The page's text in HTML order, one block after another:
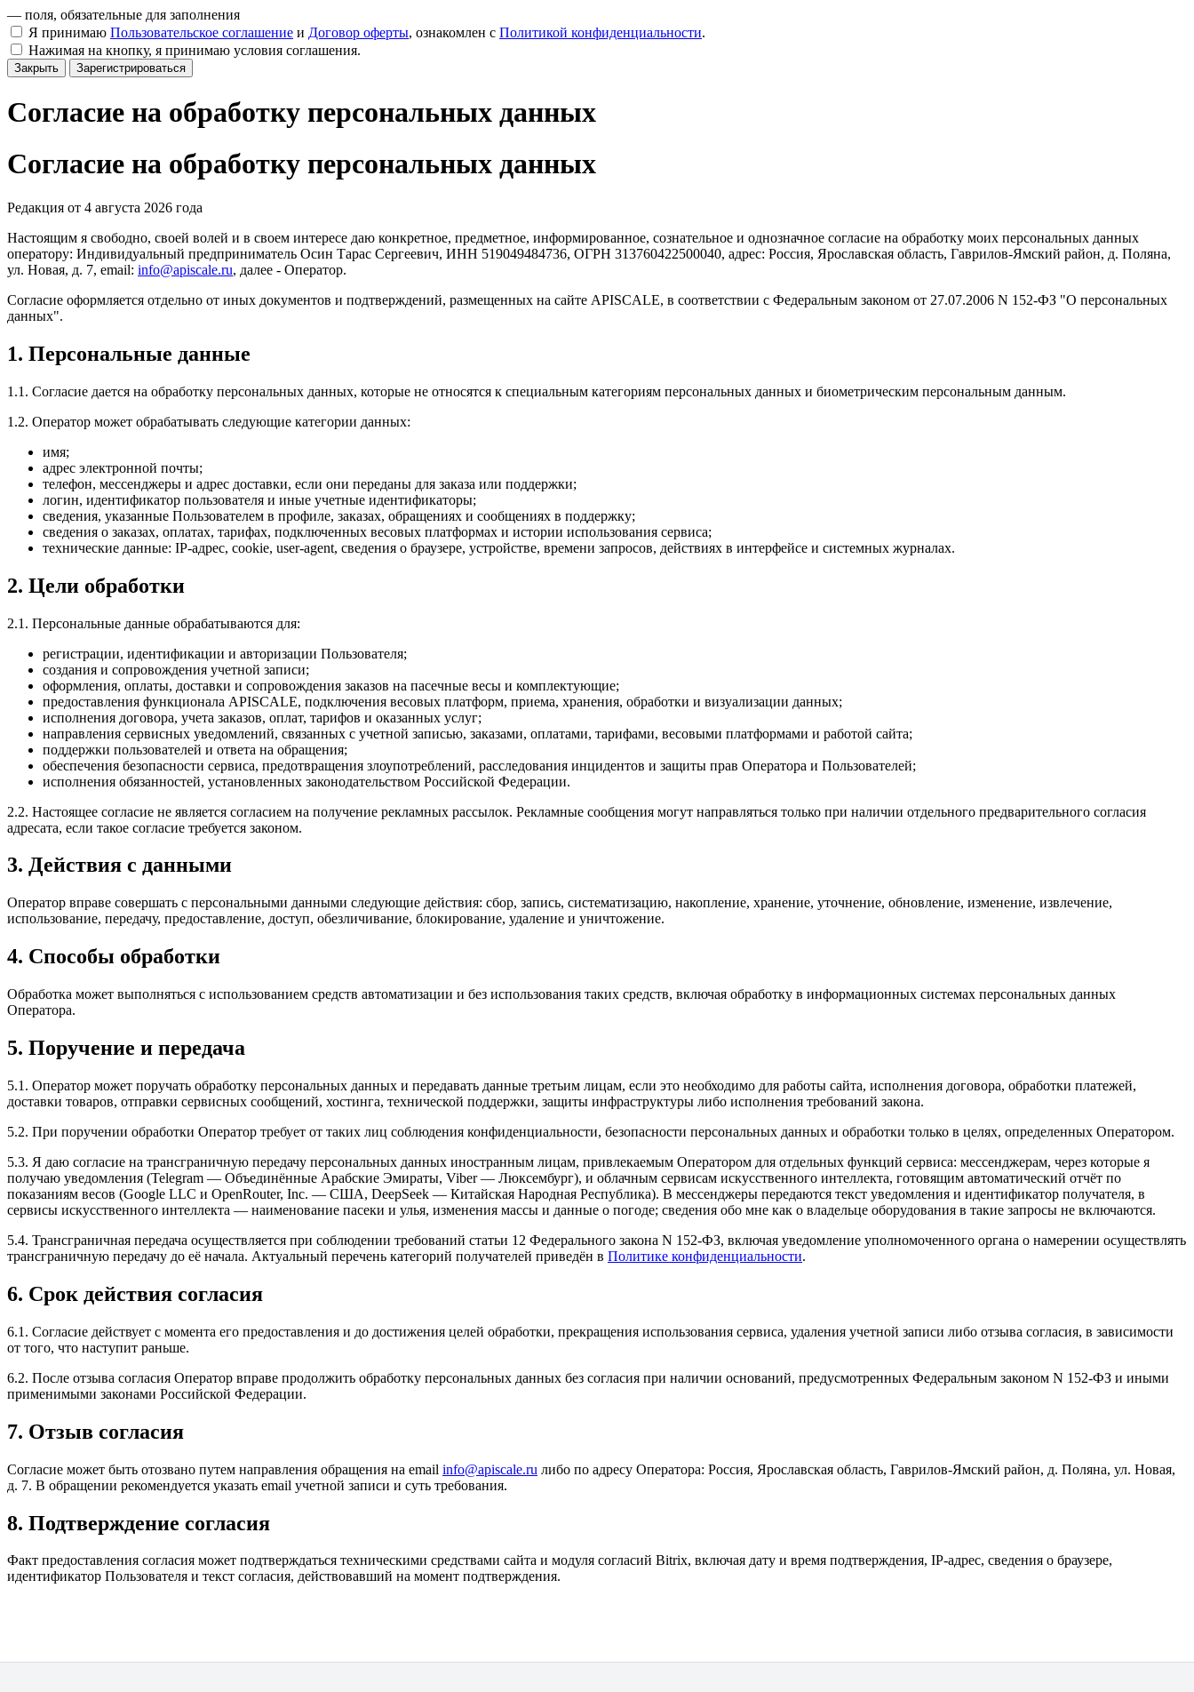
— поля, обязательные для заполнения
Я принимаю Пользовательское соглашение и Договор оферты, ознакомлен с Политикой конфиденциальности.
Нажимая на кнопку, я принимаю условия соглашения.
Закрыть Зарегистрироваться
Согласие на обработку персональных данных
Согласие на обработку персональных данных
Редакция от 4 августа 2026 года
Настоящим я свободно, своей волей и в своем интересе даю конкретное, предметное, информированное, сознательное и однозначное согласие на обработку моих персональных данных
оператору: Индивидуальный предприниматель Осин Тарас Сергеевич, ИНН 519049484736, ОГРН 313760422500040, адрес: Россия, Ярославская область, Гаврилов-Ямский район, д. Поляна,
ул. Новая, д. 7, email: info@apiscale.ru, далее - Оператор.
Согласие оформляется отдельно от иных документов и подтверждений, размещенных на сайте APISCALE, в соответствии с Федеральным законом от 27.07.2006 N 152-ФЗ "О персональных
данных".
1. Персональные данные
1.1. Согласие дается на обработку персональных данных, которые не относятся к специальным категориям персональных данных и биометрическим персональным данным.
1.2. Оператор может обрабатывать следующие категории данных:
имя;
адрес электронной почты;
телефон, мессенджеры и адрес доставки, если они переданы для заказа или поддержки;
логин, идентификатор пользователя и иные учетные идентификаторы;
сведения, указанные Пользователем в профиле, заказах, обращениях и сообщениях в поддержку;
сведения о заказах, оплатах, тарифах, подключенных весовых платформах и истории использования сервиса;
технические данные: IP-адрес, cookie, user-agent, сведения о браузере, устройстве, времени запросов, действиях в интерфейсе и системных журналах.
2. Цели обработки
2.1. Персональные данные обрабатываются для:
регистрации, идентификации и авторизации Пользователя;
создания и сопровождения учетной записи;
оформления, оплаты, доставки и сопровождения заказов на пасечные весы и комплектующие;
предоставления функционала APISCALE, подключения весовых платформ, приема, хранения, обработки и визуализации данных;
исполнения договора, учета заказов, оплат, тарифов и оказанных услуг;
направления сервисных уведомлений, связанных с учетной записью, заказами, оплатами, тарифами, весовыми платформами и работой сайта;
поддержки пользователей и ответа на обращения;
обеспечения безопасности сервиса, предотвращения злоупотреблений, расследования инцидентов и защиты прав Оператора и Пользователей;
исполнения обязанностей, установленных законодательством Российской Федерации.
2.2. Настоящее согласие не является согласием на получение рекламных рассылок. Рекламные сообщения могут направляться только при наличии отдельного предварительного согласия
адресата, если такое согласие требуется законом.
3. Действия с данными
Оператор вправе совершать с персональными данными следующие действия: сбор, запись, систематизацию, накопление, хранение, уточнение, обновление, изменение, извлечение,
использование, передачу, предоставление, доступ, обезличивание, блокирование, удаление и уничтожение.
4. Способы обработки
Обработка может выполняться с использованием средств автоматизации и без использования таких средств, включая обработку в информационных системах персональных данных
Оператора.
5. Поручение и передача
5.1. Оператор может поручать обработку персональных данных и передавать данные третьим лицам, если это необходимо для работы сайта, исполнения договора, обработки платежей,
доставки товаров, отправки сервисных сообщений, хостинга, технической поддержки, защиты инфраструктуры либо исполнения требований закона.
5.2. При поручении обработки Оператор требует от таких лиц соблюдения конфиденциальности, безопасности персональных данных и обработки только в целях, определенных Оператором.
5.3. Я даю согласие на трансграничную передачу персональных данных иностранным лицам, привлекаемым Оператором для отдельных функций сервиса: мессенджерам, через которые я
получаю уведомления (Telegram — Объединённые Арабские Эмираты, Viber — Люксембург), и облачным сервисам искусственного интеллекта, готовящим автоматический отчёт по
показаниям весов (Google LLC и OpenRouter, Inc. — США, DeepSeek — Китайская Народная Республика). В мессенджеры передаются текст уведомления и идентификатор получателя, в
сервисы искусственного интеллекта — наименование пасеки и улья, изменения массы и данные о погоде; сведения обо мне как о владельце оборудования в такие запросы не включаются.
5.4. Трансграничная передача осуществляется при соблюдении требований статьи 12 Федерального закона N 152-ФЗ, включая уведомление уполномоченного органа о намерении осуществлять
трансграничную передачу до её начала. Актуальный перечень категорий получателей приведён в Политике конфиденциальности.
6. Срок действия согласия
6.1. Согласие действует с момента его предоставления и до достижения целей обработки, прекращения использования сервиса, удаления учетной записи либо отзыва согласия, в зависимости
от того, что наступит раньше.
6.2. После отзыва согласия Оператор вправе продолжить обработку персональных данных без согласия при наличии оснований, предусмотренных Федеральным законом N 152-ФЗ и иными
применимыми законами Российской Федерации.
7. Отзыв согласия
Согласие может быть отозвано путем направления обращения на email info@apiscale.ru либо по адресу Оператора: Россия, Ярославская область, Гаврилов-Ямский район, д. Поляна, ул. Новая,
д. 7. В обращении рекомендуется указать email учетной записи и суть требования.
8. Подтверждение согласия
Факт предоставления согласия может подтверждаться техническими средствами сайта и модуля согласий Bitrix, включая дату и время подтверждения, IP-адрес, сведения о браузере,
идентификатор Пользователя и текст согласия, действовавший на момент подтверждения.